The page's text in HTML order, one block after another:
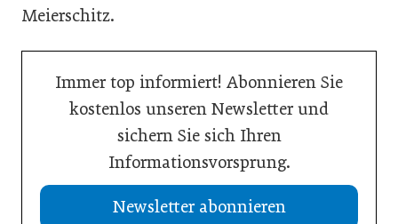
Meierschitz.
Immer top informiert! Abonnieren Sie
kostenlos unseren Newsletter und
sichern Sie sich Ihren
Informationsvorsprung.
Newsletter abonnieren